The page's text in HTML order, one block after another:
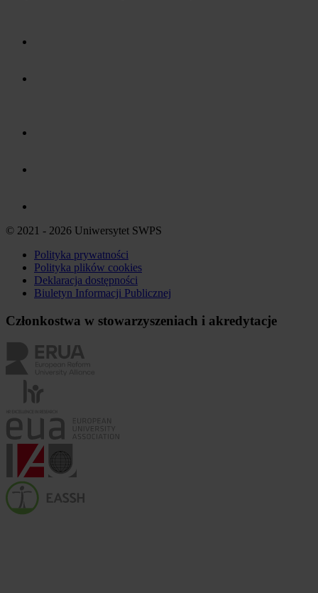
© 2021 - 2026 Uniwersytet SWPS
Polityka prywatności
Polityka plików cookies
Deklaracja dostępności
Biuletyn Informacji Publicznej
Członkostwa w stowarzyszeniach i akredytacje